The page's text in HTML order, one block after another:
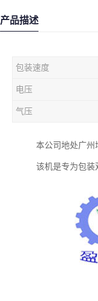
产品描述
包装速度
电压
气压
本公司地处广州
该机是专为包装